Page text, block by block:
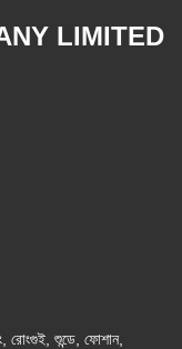
LIMITED
শুন্ডে, ফোশান,